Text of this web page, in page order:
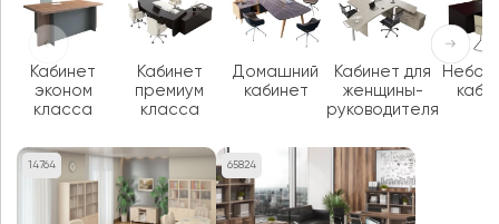
14764 65824
Кабинет
эконом
класса
Кабинет
премиум
класса
Домашний
кабинет
Кабинет для
женщины-
руководителя